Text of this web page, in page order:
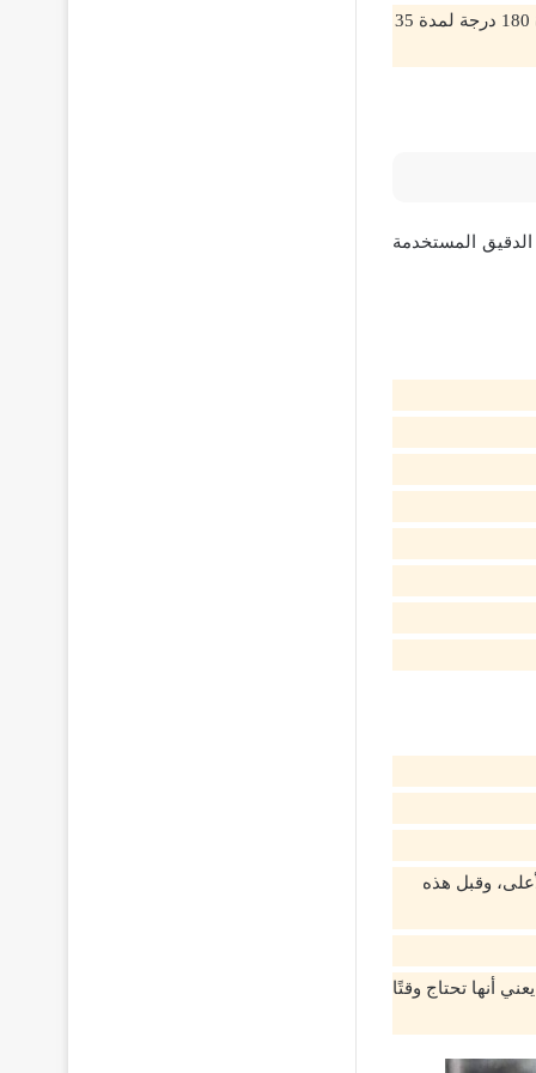
في فرن تم تسخينه مسبقًا أثناء إضافة الدقيق للخليط، قم بتسوية كيكة التمر على حرارة 180 درجة لمدة 35
المستخدمة
وقبل هذه
أنها تحتاج وقتًا